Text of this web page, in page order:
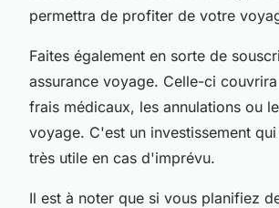
permettra de profiter de votre
Faites également en sorte de
assurance voyage. Celle-ci
frais médicaux, les annulations ou
voyage. C'est un investissement
très utile en cas d'imprévu.
Il est à noter que si vous planifiez